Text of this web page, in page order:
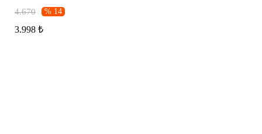
4.670 % 14
3.998 ₺